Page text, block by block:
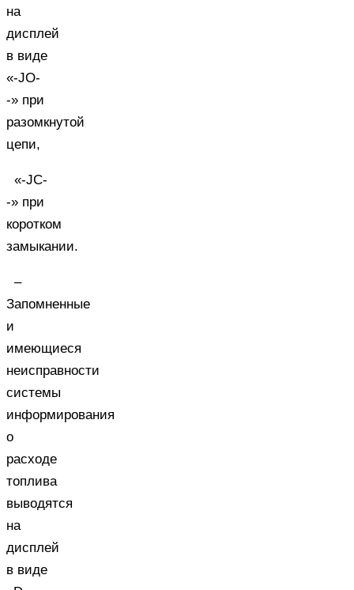
на
дисплей
в виде
«-JO-
-» при
разомкнутой
цепи,
«-JC-
-» при
коротком
замыкании.
–
Запомненные
и
имеющиеся
неисправности
системы
информирования
о
расходе
топлива
выводятся
на
дисплей
в виде